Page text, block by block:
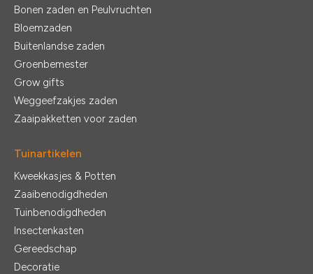
Bonen zaden en Peulvruchten
Bloemzaden
Buitenlandse zaden
Groenbemester
Grow gifts
Weggeefzakjes zaden
Zaaipakketten voor zaden
Tuinartikelen
Kweekkasjes & Potten
Zaaibenodigdheden
Tuinbenodigdheden
Insectenkasten
Gereedschap
Decoratie